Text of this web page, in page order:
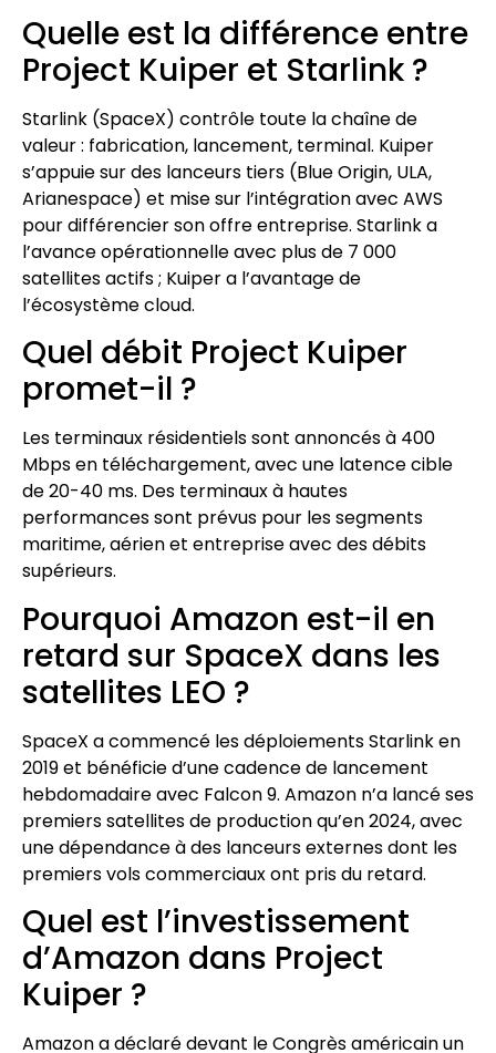
Quelle est la différence entre
Project Kuiper et Starlink ?
Starlink (SpaceX) contrôle toute la chaîne de
valeur : fabrication, lancement, terminal. Kuiper
s’appuie sur des lanceurs tiers (Blue Origin, ULA,
Arianespace) et mise sur l’intégration avec AWS
pour différencier son offre entreprise. Starlink a
l’avance opérationnelle avec plus de 7 000
satellites actifs ; Kuiper a l’avantage de
l’écosystème cloud.
Quel débit Project Kuiper
promet-il ?
Les terminaux résidentiels sont annoncés à 400
Mbps en téléchargement, avec une latence cible
de 20-40 ms. Des terminaux à hautes
performances sont prévus pour les segments
maritime, aérien et entreprise avec des débits
supérieurs.
Pourquoi Amazon est-il en
retard sur SpaceX dans les
satellites LEO ?
SpaceX a commencé les déploiements Starlink en
2019 et bénéficie d’une cadence de lancement
hebdomadaire avec Falcon 9. Amazon n’a lancé ses
premiers satellites de production qu’en 2024, avec
une dépendance à des lanceurs externes dont les
premiers vols commerciaux ont pris du retard.
Quel est l’investissement
d’Amazon dans Project
Kuiper ?
Amazon a déclaré devant le Congrès américain un